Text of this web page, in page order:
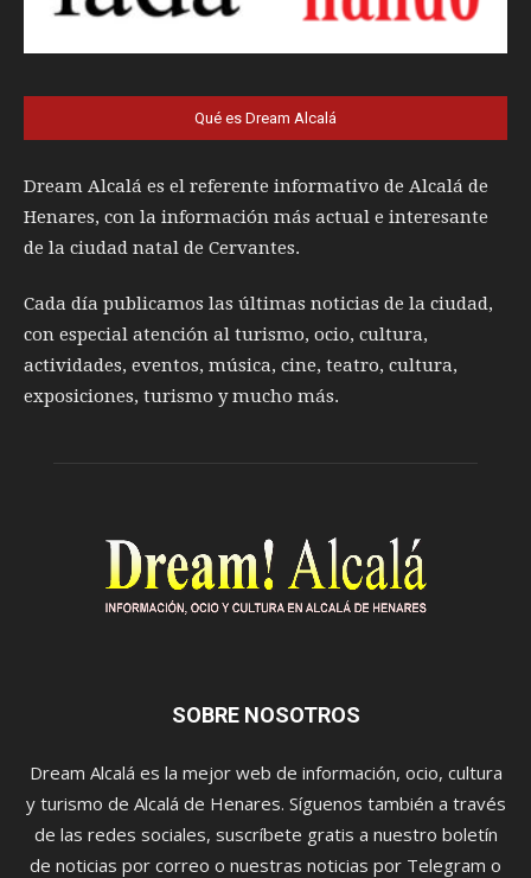
Qué es Dream Alcalá
Dream Alcalá es el referente informativo de Alcalá de
Henares, con la información más actual e interesante
de la ciudad natal de Cervantes.
Cada día publicamos las últimas noticias de la ciudad,
con especial atención al turismo, ocio, cultura,
actividades, eventos, música, cine, teatro, cultura,
exposiciones, turismo y mucho más.
SOBRE NOSOTROS
Dream Alcalá es la mejor web de información, ocio, cultura
y turismo de Alcalá de Henares. Síguenos también a través
de las redes sociales, suscríbete gratis a nuestro boletín
de noticias por correo o nuestras noticias por Telegram o